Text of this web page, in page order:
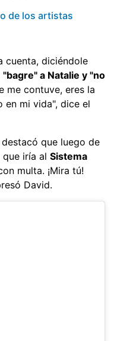
de los artistas
cuenta, diciéndole
"bagre" a Natalie y "no
me contuve, eres la
en mi vida", dice el
destacó que luego de
iría al Sistema
multa. ¡Mira tú!
David.